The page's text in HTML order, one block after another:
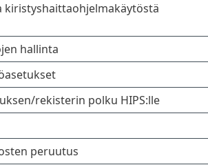
kiristyshaittaohjelmakäytöstä
hallinta
rekisterin polku HIPS:lle
peruutus